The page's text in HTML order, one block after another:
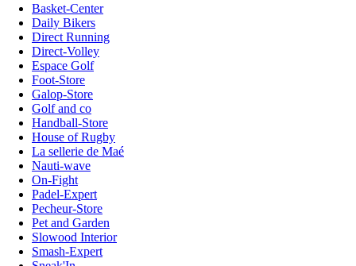
Basket-Center
Daily Bikers
Direct Running
Direct-Volley
Espace Golf
Foot-Store
Galop-Store
Golf and co
Handball-Store
House of Rugby
La sellerie de Maé
Nauti-wave
On-Fight
Padel-Expert
Pecheur-Store
Pet and Garden
Slowood Interior
Smash-Expert